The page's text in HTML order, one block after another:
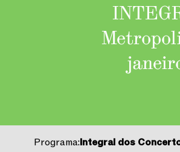
Programa:Integral dos